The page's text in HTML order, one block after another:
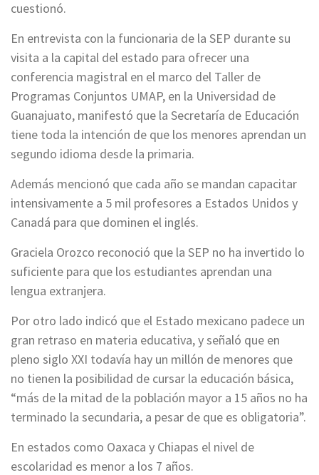
cuestionó.
En entrevista con la funcionaria de la SEP durante su
visita a la capital del estado para ofrecer una
conferencia magistral en el marco del Taller de
Programas Conjuntos UMAP, en la Universidad de
Guanajuato, manifestó que la Secretaría de Educación
tiene toda la intención de que los menores aprendan un
segundo idioma desde la primaria.
Además mencionó que cada año se mandan capacitar
intensivamente a 5 mil profesores a Estados Unidos y
Canadá para que dominen el inglés.
Graciela Orozco reconoció que la SEP no ha invertido lo
suficiente para que los estudiantes aprendan una
lengua extranjera.
Por otro lado indicó que el Estado mexicano padece un
gran retraso en materia educativa, y señaló que en
pleno siglo XXI todavía hay un millón de menores que
no tienen la posibilidad de cursar la educación básica,
“más de la mitad de la población mayor a 15 años no ha
terminado la secundaria, a pesar de que es obligatoria”.
En estados como Oaxaca y Chiapas el nivel de
escolaridad es menor a los 7 años.